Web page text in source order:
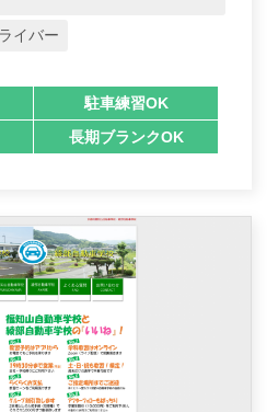
イバー
駐車練習OK
長期ブランクOK